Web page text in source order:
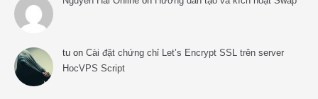
tu on Cài đặt chứng chỉ Let’s Encrypt SSL trên server
HocVPS Script